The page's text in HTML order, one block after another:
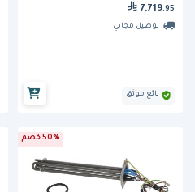
7,719.95
توصيل مجاني
بائع موثق
50% خصم